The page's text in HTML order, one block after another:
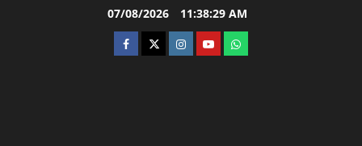
07/08/2026 11:38:30 AM
facebooktwitterinstagram.com
youtubewhatsapp